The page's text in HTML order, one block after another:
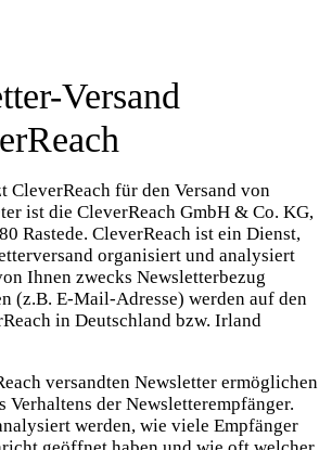
Versand
CleverReach für den Versand von
ist die CleverReach GmbH & Co. KG,
Rastede. CleverReach ist ein Dienst,
organisiert und analysiert
Ihnen zwecks Newsletterbezug
(z.B. E-Mail-Adresse) werden auf den
in Deutschland bzw. Irland
versandten Newsletter ermöglichen
Verhaltens der Newsletterempfänger.
werden, wie viele Empfänger